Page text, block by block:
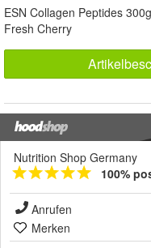
ESN Collagen Peptides
Fresh Cherry
Nutrition Shop Germany
100%
Anrufen
Merken